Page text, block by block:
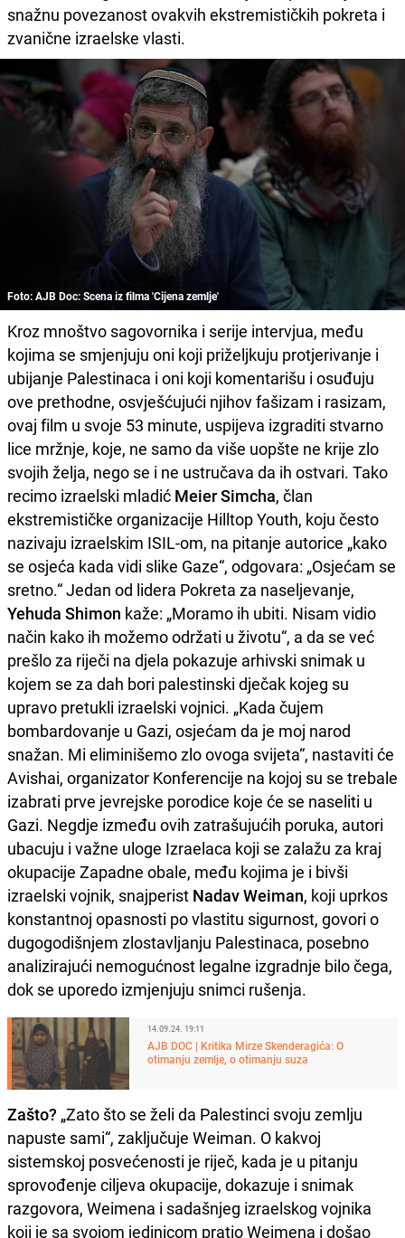
snažnu povezanost ovakvih ekstremističkih pokreta i
zvanične izraelske vlasti.
Foto: AJB Doc: Scena iz filma 'Cijena zemlje'
Kroz mnoštvo sagovornika i serije intervjua, među
kojima se smjenjuju oni koji priželjkuju protjerivanje i
ubijanje Palestinaca i oni koji komentarišu i osuđuju
ove prethodne, osvješćujući njihov fašizam i rasizam,
ovaj film u svoje 53 minute, uspijeva izgraditi stvarno
lice mržnje, koje, ne samo da više uopšte ne krije zlo
svojih želja, nego se i ne ustručava da ih ostvari. Tako
recimo izraelski mladić Meier Simcha, član
ekstremističke organizacije Hilltop Youth, koju često
nazivaju izraelskim ISIL-om, na pitanje autorice „kako
se osjeća kada vidi slike Gaze“, odgovara: „Osjećam se
sretno.“ Jedan od lidera Pokreta za naseljevanje,
Yehuda Shimon kaže: „Moramo ih ubiti. Nisam vidio
način kako ih možemo održati u životu“, a da se već
prešlo za riječi na djela pokazuje arhivski snimak u
kojem se za dah bori palestinski dječak kojeg su
upravo pretukli izraelski vojnici. „Kada čujem
bombardovanje u Gazi, osjećam da je moj narod
snažan. Mi eliminišemo zlo ovoga svijeta“, nastaviti će
Avishai, organizator Konferencije na kojoj su se trebale
izabrati prve jevrejske porodice koje će se naseliti u
Gazi. Negdje između ovih zatrašujućih poruka, autori
ubacuju i važne uloge Izraelaca koji se zalažu za kraj
okupacije Zapadne obale, među kojima je i bivši
izraelski vojnik, snajperist Nadav Weiman, koji uprkos
konstantnoj opasnosti po vlastitu sigurnost, govori o
dugogodišnjem zlostavljanju Palestinaca, posebno
analizirajući nemogućnost legalne izgradnje bilo čega,
dok se uporedo izmjenjuju snimci rušenja.
14.09.24. 19:11
AJB DOC | Kritika Mirze Skenderagića: O
otimanju zemlje, o otimanju suza
Zašto? „Zato što se želi da Palestinci svoju zemlju
napuste sami“, zaključuje Weiman. O kakvoj
sistemskoj posvećenosti je riječ, kada je u pitanju
sprovođenje ciljeva okupacije, dokazuje i snimak
razgovora, Weimena i sadašnjeg izraelskog vojnika
koji je sa svojom jedinicom pratio Weimena i došao